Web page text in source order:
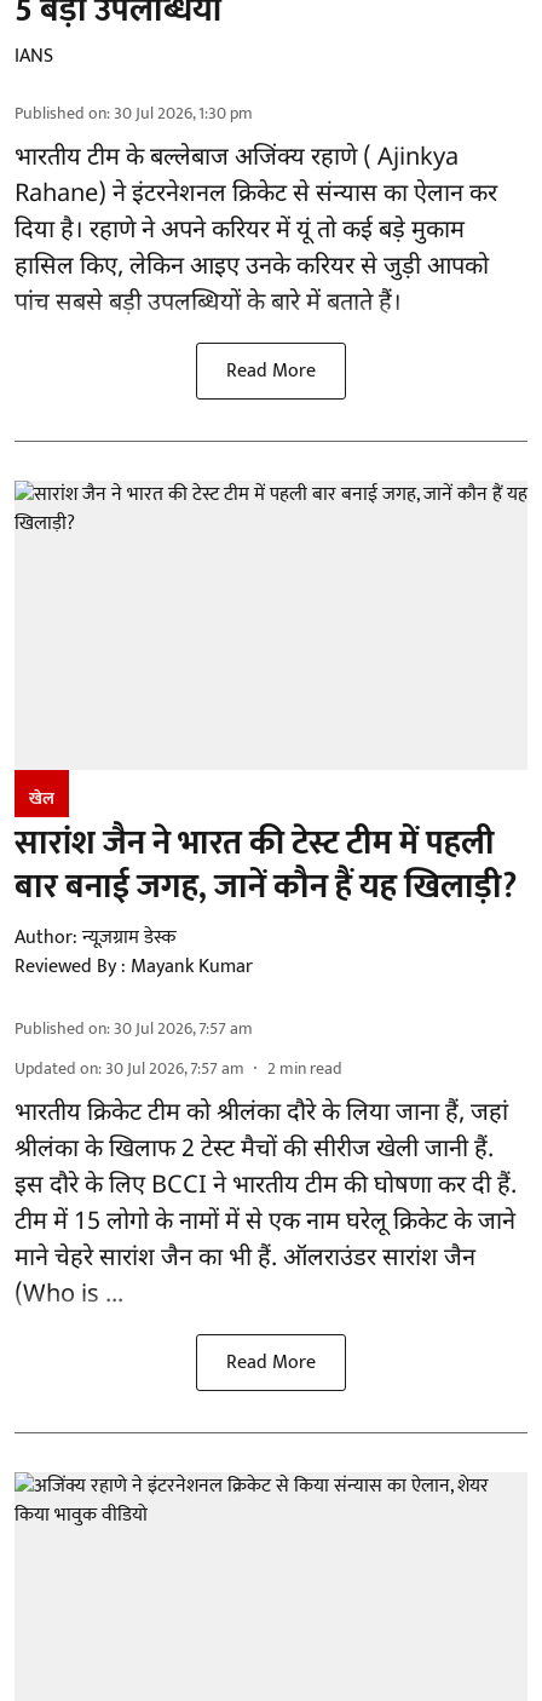
IANS
Published on:30 Jul 2026, 1:30 pm
भारतीय टीम के बल्लेबाजअजिंक्य रहाणे ( Ajinkya
Rahane) ने इंटरनेशनल क्रिकेट से संन्यास का ऐलान कर
दिया है। रहाणे ने अपने करियर में यूं तो कई बड़े मुकाम
हासिल किए, लेकिन आइए उनके करियर से जुड़ी आपको
पांच सबसे बड़ी उपलब्धियों के बारे में बताते हैं।
Read More
खेल
सारांश जैन ने भारत की टेस्ट टीम में पहली
बार बनाई जगह, जानें कौन हैं यह खिलाड़ी?
Author:न्यूज़ग्राम डेस्क
Reviewed By : Mayank Kumar
Published on:30 Jul 2026, 7:57 am
Updated on:30 Jul 2026, 7:57 am 2min read
भारतीय क्रिकेट टीम को श्रीलंका दौरे के लिया जाना हैं, जहां
श्रीलंका के खिलाफ 2 टेस्ट मैचों की सीरीज खेली जानी हैं.
इस दौरे के लिए BCCI ने भारतीय टीम की घोषणाकर दी हैं.
टीम में 15 लोगो के नामों में से एक नाम घरेलू क्रिकेट के जाने
माने चेहरे सारांश जैन का भी हैं. ऑलराउंडर सारांश जैन
(Who is ...
Read More